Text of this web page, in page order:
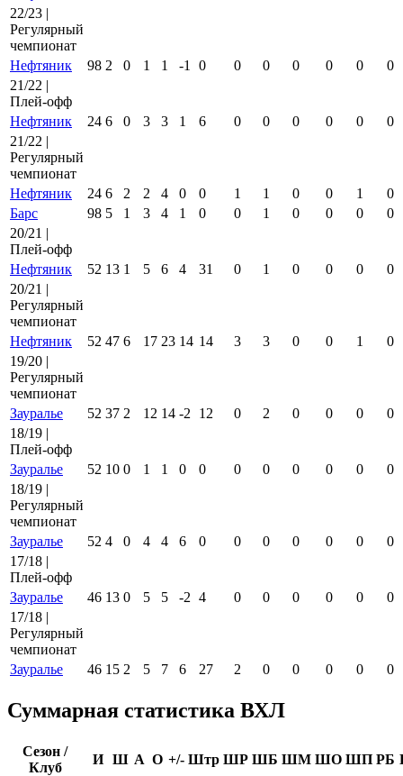
22/23 |
Регулярный
чемпионат
Нефтяник
98 2 0 1 1 -1 0 0 0 0 0 0
0
21/22 |
Плей-офф
Нефтяник
24 6 0 3 3 1 6 0 0 0 0 0
0
21/22 |
Регулярный
чемпионат
Нефтяник
24 6 2 2 4 0 0 1 1 0 0 1
0
Барс
98 5 1 3 4 1 0 0 1 0 0 0
0
20/21 |
Плей-офф
Нефтяник
52 13 1 5 6 4 31 0 1 0 0 0
0
20/21 |
Регулярный
чемпионат
Нефтяник
52 47 6 17 23 14 14 3 3 0 0 1
0
19/20 |
Регулярный
чемпионат
Зауралье
52 37 2 12 14 -2 12 0 2 0 0 0
0
18/19 |
Плей-офф
Зауралье
52 10 0 1 1 0 0 0 0 0 0 0
0
18/19 |
Регулярный
чемпионат
Зауралье
52 4 0 4 4 6 0 0 0 0 0 0
0
17/18 |
Плей-офф
Зауралье
46 13 0 5 5 -2 4 0 0 0 0 0
0
17/18 |
Регулярный
чемпионат
Зауралье
46 15 2 5 7 6 27 2 0 0 0 0 0
Суммарная статистика ВХЛ
Сезон /
Клуб
И Ш А О +/- Штр ШР ШБ ШМ ШО ШП РБ